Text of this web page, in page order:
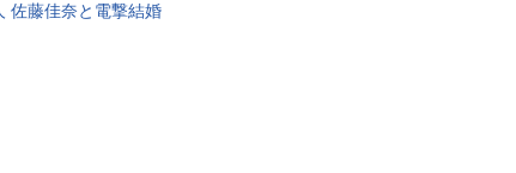
佐藤佳奈と電撃結婚